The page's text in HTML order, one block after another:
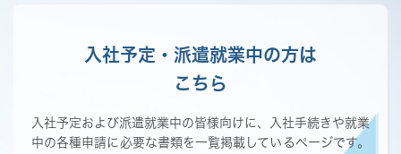
入社予定・派遣就業中の方は
こちら
入社予定および派遣就業中の皆様向けに、入社手続きや就業
中の各種申請に必要な書類を一覧掲載しているページです。